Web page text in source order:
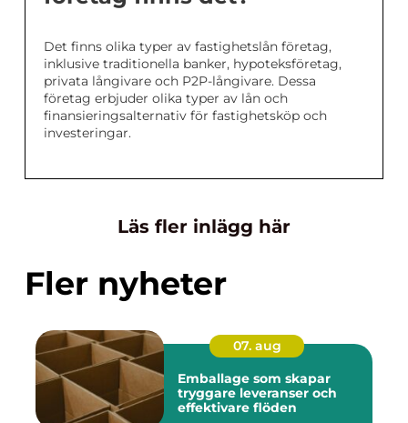
Det finns olika typer av fastighetslån företag,
inklusive traditionella banker, hypoteksföretag,
privata långivare och P2P-långivare. Dessa
företag erbjuder olika typer av lån och
finansieringsalternativ för fastighetsköp och
investeringar.
Läs fler inlägg här
Fler nyheter
07. aug
Emballage som skapar
tryggare leveranser och
effektivare flöden